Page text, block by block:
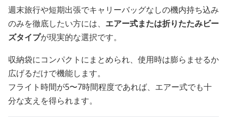
週末旅行や短期出張でキャリーバッグなしの機内持ち込み
のみを徹底したい方には、 エアー式または折りたたみビー
ズタイプが現実的な選択です。
収納袋にコンパクトにまとめられ、使用時は膨らませるか
広げるだけで機能します。
フライト時間が5〜7時間程度であれば、エアー式でも十
分な支えを得られます。